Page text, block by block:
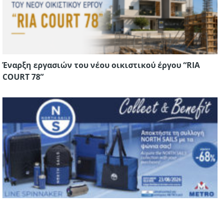
Έναρξη εργασιών του νέου οικιστικού έργου “RIA
COURT 78”